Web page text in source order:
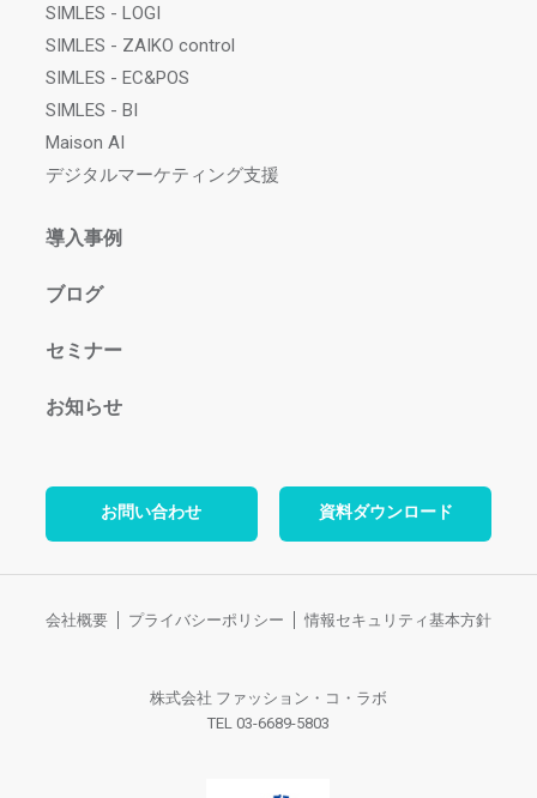
SIMLES - LOGI
SIMLES - ZAIKO control
SIMLES - EC&POS
SIMLES - BI
Maison AI
デジタルマーケティング支援
導入事例
ブログ
セミナー
お知らせ
お問い合わせ 資料ダウンロード
会社概要 プライバシーポリシー 情報セキュリティ基本方針
株式会社 ファッション・コ・ラボ
TEL 03-6689-5803